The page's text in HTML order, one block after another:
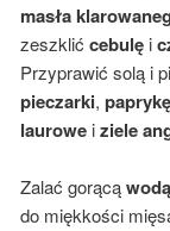
masła
zeszklić cebulę i
Przyprawić solą i
pieczarki, paprykę
laurowe iziele
Zalać gorącąwodą
do miękkości